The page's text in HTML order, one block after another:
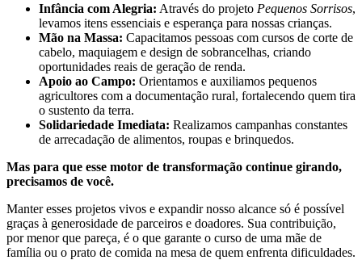
Infância com Alegria: Através do projeto Pequenos Sorrisos,
levamos itens essenciais e esperança para nossas crianças.
Mão na Massa: Capacitamos pessoas com cursos de corte de
cabelo, maquiagem e design de sobrancelhas, criando
oportunidades reais de geração de renda.
Apoio ao Campo: Orientamos e auxiliamos pequenos
agricultores com a documentação rural, fortalecendo quem tira
o sustento da terra.
Solidariedade Imediata: Realizamos campanhas constantes
de arrecadação de alimentos, roupas e brinquedos.
Mas para que esse motor de transformação continue girando,
precisamos de você.
Manter esses projetos vivos e expandir nosso alcance só é possível
graças à generosidade de parceiros e doadores. Sua contribuição,
por menor que pareça, é o que garante o curso de uma mãe de
família ou o prato de comida na mesa de quem enfrenta dificuldades.